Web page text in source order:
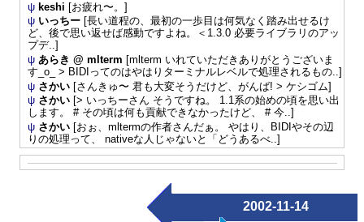
ψ keshi [お疲れ〜。]
ψ いっちー[長い道程の、最初の一歩目は何気なく踏み出せるけ
ど、後で思い返せば感動ですよね。＜1.3.0 必要ライブラリのアッ
プデ..]
ψ あらき @ mlterm [mlterm いれていただきありがとうございま
す_o_ > BIDIってのはやはりターミナルレベルで処理されるもの..]
ψ さかい[さんきゅ〜 君も大変そうだけど、がんば! > ケシゴム]
ψ さかい[> いっちーさん そうですね。 1.1系の始めの頃を思い出
します。 # その頃は何も貢献できなかったけど、 # 今..]
ψ さかい[おぉ、mltermの作者さんだぁ。 やはり、BIDIやその辺
りの処理って、 nativeな人じゃないと「どうあるべ..]
2002-11-14